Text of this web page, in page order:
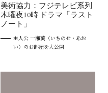
美術協力：フジテレビ系列
木曜夜10時 ドラマ「ラスト
ノート」
主人公 一瀬葵（いちのせ・あお
い）のお部屋を大公開